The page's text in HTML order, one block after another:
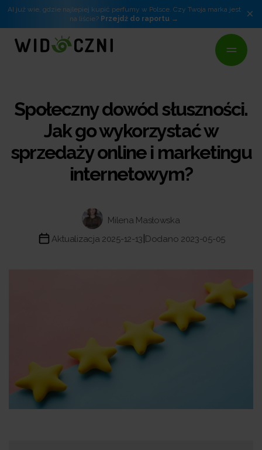
AI już wie, gdzie najlepiej kupić perfumy w Polsce. Czy Twoja marka jest
na liście? Przejdź do raportu ×
Społeczny dowód słuszności.
Jak go wykorzystać w
sprzedaży online i marketingu
internetowym?
Milena Masłowska
Aktualizacja 2025-12-13 Dodano 2023-05-05